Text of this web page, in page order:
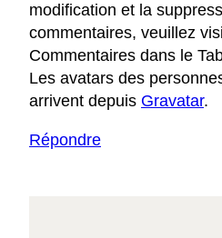
modification et la
commentaires, veuillez
Commentaires dans le
Les avatars des
arrivent depuis Gravatar.
Répondre